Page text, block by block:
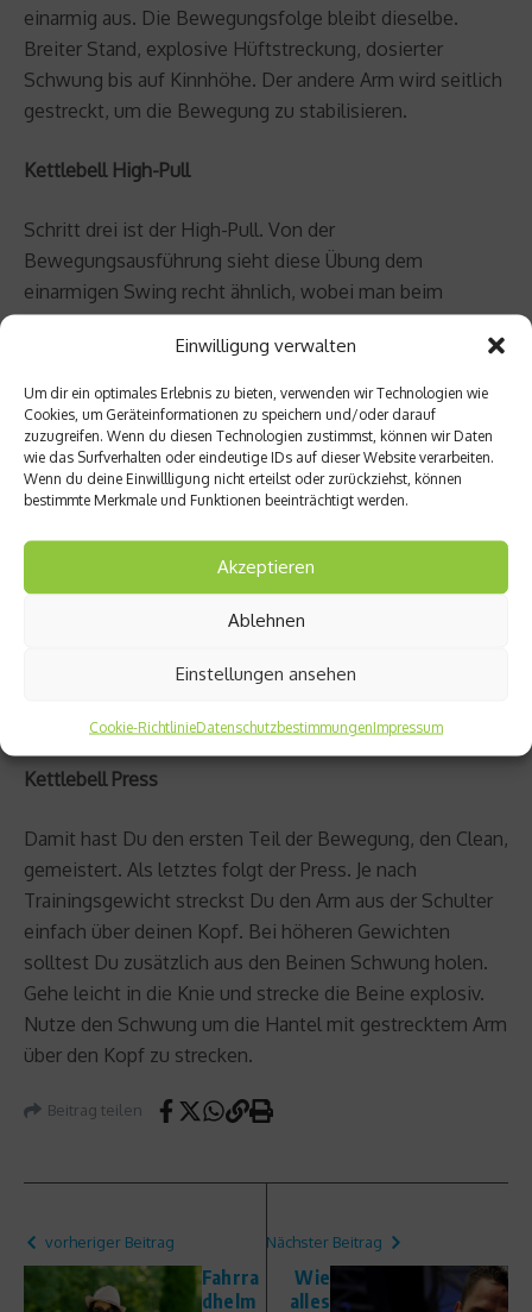
Einwilligung verwalten
Um dir ein optimales Erlebnis zu bieten, verwenden wir Technologien wie
Cookies, um Geräteinformationen zu speichern und/oder darauf
zuzugreifen. Wenn du diesen Technologien zustimmst, können wir Daten
wie das Surfverhalten oder eindeutige IDs auf dieser Website verarbeiten.
Wenn du deine Einwillligung nicht erteilst oder zurückziehst, können
bestimmte Merkmale und Funktionen beeinträchtigt werden.
Akzeptieren
Ablehnen
Einstellungen ansehen
Cookie-RichtlinieDatenschutzbestimmungenImpressum
einarmig aus. Die Bewegungsfolge bleibt dieselbe.
Breiter Stand, explosive Hüftstreckung, dosierter
Schwung bis auf Kinnhöhe. Der andere Arm wird seitlich
gestreckt, um die Bewegung zu stabilisieren.
Kettlebell High-Pull
Schritt drei ist der High-Pull. Von der
Bewegungsausführung sieht diese Übung dem
einarmigen Swing recht ähnlich, wobei man beim
Aufwärtsschwung noch eine Zugbewegung integriert.
Sobald die Kettlebell etwa auf Brusthöhe ist, wird die
Schulter
des Schwungarmes aktiv nach hinten geführt
und der Schwung aktiv abgebremst.
Kettlebell Clean
Ausgangsposition ist wieder der stabile Stand.
Schwinge die Hantel durch den Hüftimpuls nach oben
und schließe den High-Pull an. Nun musst Du die Hantel
unter den Schwerpunkt der Hantel gehst. Die
Rundhantel kommt dann auf dem Unterarm zu liegen.
Kettlebell Press
Damit hast Du den ersten Teil der Bewegung, den Clean,
gemeistert. Als letztes folgt der Press. Je nach
Trainingsgewicht streckst Du den Arm aus der Schulter
einfach über deinen Kopf. Bei höheren Gewichten
solltest Du zusätzlich aus den Beinen Schwung holen.
Gehe leicht in die Knie und strecke die Beine explosiv.
Nutze den Schwung um die Hantel mit gestrecktem Arm
über den Kopf zu strecken.
Beitrag teilen
vorheriger Beitrag
Fahrra
dhelm
Nächster Beitrag
Wie
alles